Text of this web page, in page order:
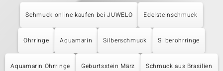
Schmuck online kaufen bei JUWELO Edelsteinschmuck
Ohrringe Aquamarin Silberschmuck Silberohrringe
Aquamarin Ohrringe Geburtsstein März Schmuck aus Brasilien